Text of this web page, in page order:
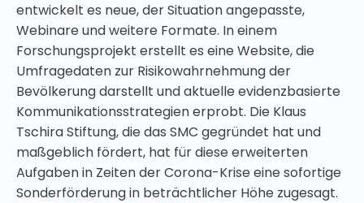
entwickelt es neue, der Situation angepasste,
Webinare und weitere Formate. In einem
Forschungsprojekt erstellt es eine Website, die
Umfragedaten zur Risikowahrnehmung der
Bevölkerung darstellt und aktuelle evidenzbasierte
Kommunikationsstrategien erprobt. Die Klaus
Tschira Stiftung, die das SMC gegründet hat und
maßgeblich fördert, hat für diese erweiterten
Aufgaben in Zeiten der Corona-Krise eine sofortige
Sonderförderung in beträchtlicher Höhe zugesagt.